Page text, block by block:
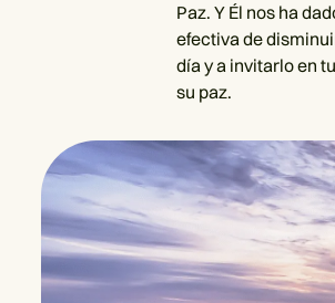
Paz. Y Él nos ha
efectiva de
día y a invitarlo en
su paz.